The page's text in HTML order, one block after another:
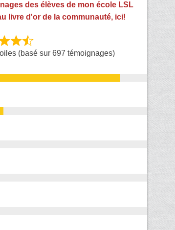
des élèves de mon école LSL
livre d'or de la communauté, ici!
(basé sur 697 témoignages)